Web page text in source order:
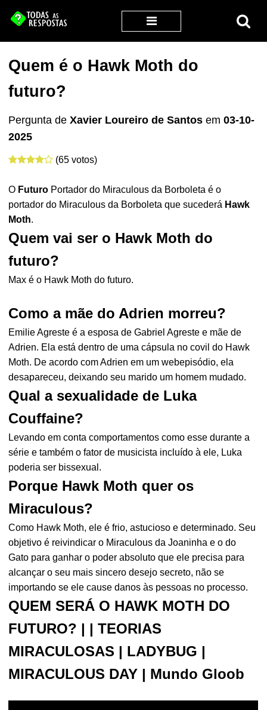
Quem é o Hawk Moth do
futuro?
Pergunta deXavier Loureiro de Santos em03-10-
2025
(65 votos)
O Futuro Portador do Miraculous da Borboleta é o
portador do Miraculous da Borboleta que sucederá Hawk
Moth.
Quem vai ser o Hawk Moth do
futuro?
Max é o Hawk Moth do futuro.
Como a mãe do Adrien morreu?
Emilie Agreste é a esposa de Gabriel Agreste e mãe de
Adrien. Ela está dentro de uma cápsula no covil do Hawk
Moth. De acordo com Adrien em um webepisódio, ela
desapareceu, deixando seu marido um homem mudado.
Qual a sexualidade de Luka
Couffaine?
Levando em conta comportamentos como esse durante a
série e também o fator de musicista incluído à ele, Luka
poderia ser bissexual.
Porque Hawk Moth quer os
Miraculous?
Como Hawk Moth, ele é frio, astucioso e determinado. Seu
objetivo é reivindicar o Miraculous da Joaninha e o do
Gato para ganhar o poder absoluto que ele precisa para
alcançar o seu mais sincero desejo secreto, não se
importando se ele cause danos às pessoas no processo.
QUEM SERÁ O HAWK MOTH DO
FUTURO? | | TEORIAS
MIRACULOSAS | LADYBUG |
MIRACULOUS DAY | Mundo Gloob